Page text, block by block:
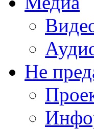
Не